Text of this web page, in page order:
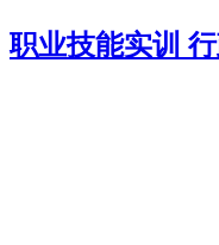
职业技能实训